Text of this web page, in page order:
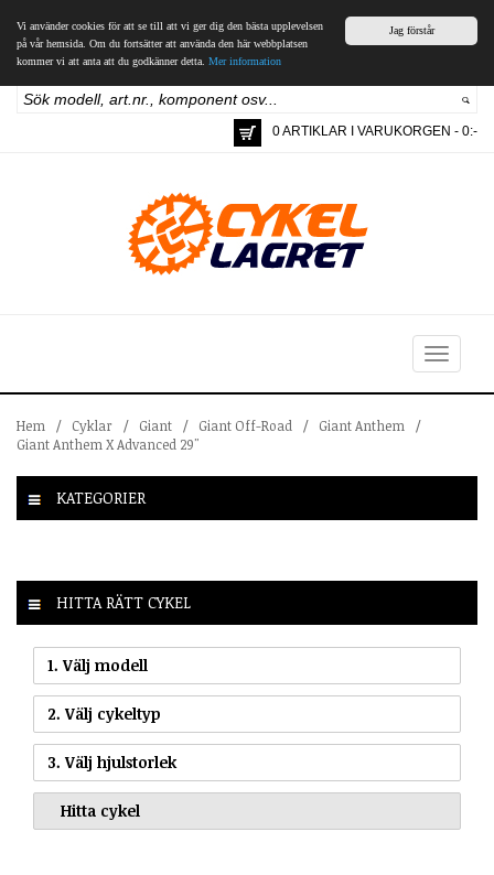
Jag förstår
Vi använder cookies för att se till att vi ger dig den bästa upplevelsen
på vår hemsida. Om du fortsätter att använda den här webbplatsen
kommer vi att anta att du godkänner detta. Mer information
0 ARTIKLAR I VARUKORGEN - 0:-
Toggle
navigation
Hem / Cyklar / Giant / Giant Off-Road / Giant Anthem
/
Giant Anthem X Advanced 29"
KATEGORIER
HITTA RÄTT CYKEL
1. Välj modell
2. Välj cykeltyp
3. Välj hjulstorlek